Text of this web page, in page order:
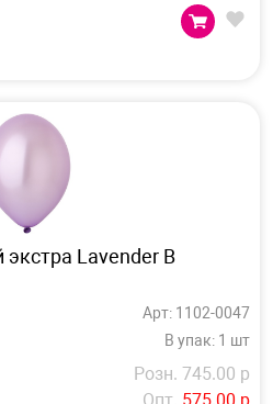
Lavender В
Арт: 1102-0047
В упак: 1 шт
Розн. 745.00 р